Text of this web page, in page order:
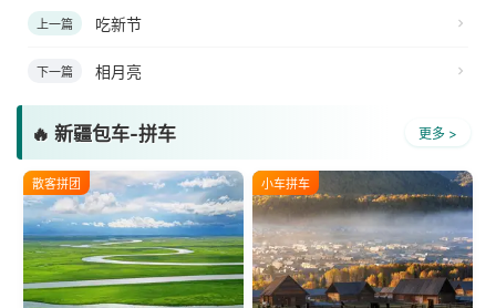
上一篇 吃新节
下一篇 相月亮
🔥 新疆包车-拼车 更多 >
散客拼团 小车拼车